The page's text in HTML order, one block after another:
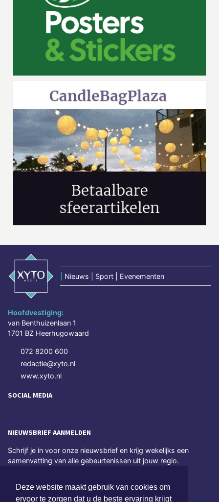
Deze website maakt gebruik van cookies om
ervoor te zorgen dat u de beste ervaring krijgt
Nieuws | Sport | Evenementen
Hoofdvestiging:
van Benthuizenlaan 1
1701 BZ Heerhugowaard
072 8200 600
redactie@xyto.nl
www.xyto.nl
SOCIAL MEDIA
NIEUWSBRIEF AANMELDEN
Schrijf je in voor onze nieuwsbrief en krijg wekelijks een
samenvatting van alle gebeurtenissen uit jouw regio.
Aanmelden